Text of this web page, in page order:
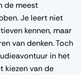
de meest
Je leert niet
kennen, maar
van denken. Toch
in het
kiezen van de